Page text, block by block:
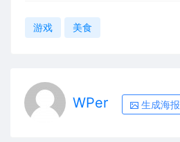
游戏 美食
WPer 生成海报